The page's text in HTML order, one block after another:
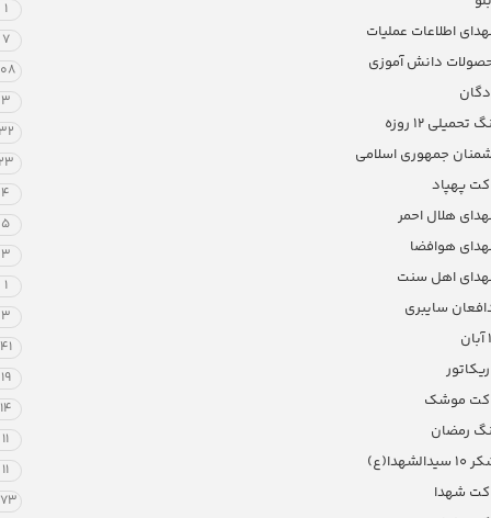
1
اطلاعات عملیات 7
دانش آموزی
3
تحمیلی 12 روزه
جمهوری اسلامی
پهپاد 4
هلال احمر 5
هوافضا 3
اهل سنت 1
سایبری 3
41
19
موشک 14
رمضان 11
11
شهدا